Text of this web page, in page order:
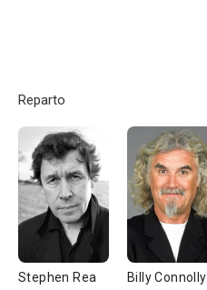
Reparto
Stephen Rea Billy Connolly